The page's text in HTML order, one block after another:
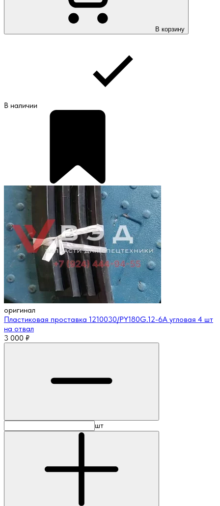
В корзину
В наличии
оригинал
Пластиковая проставка 1210030/PY180G.12-6A угловая 4 шт
на отвал
3 000 ₽
шт